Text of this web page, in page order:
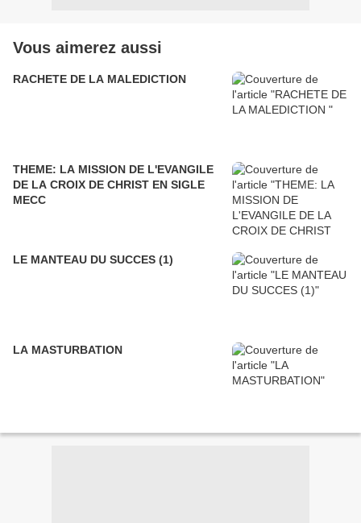
Vous aimerez aussi
RACHETE DE LA MALEDICTION
THEME: LA MISSION DE L'EVANGILE
DE LA CROIX DE CHRIST EN SIGLE
MECC
LE MANTEAU DU SUCCES (1)
LA MASTURBATION